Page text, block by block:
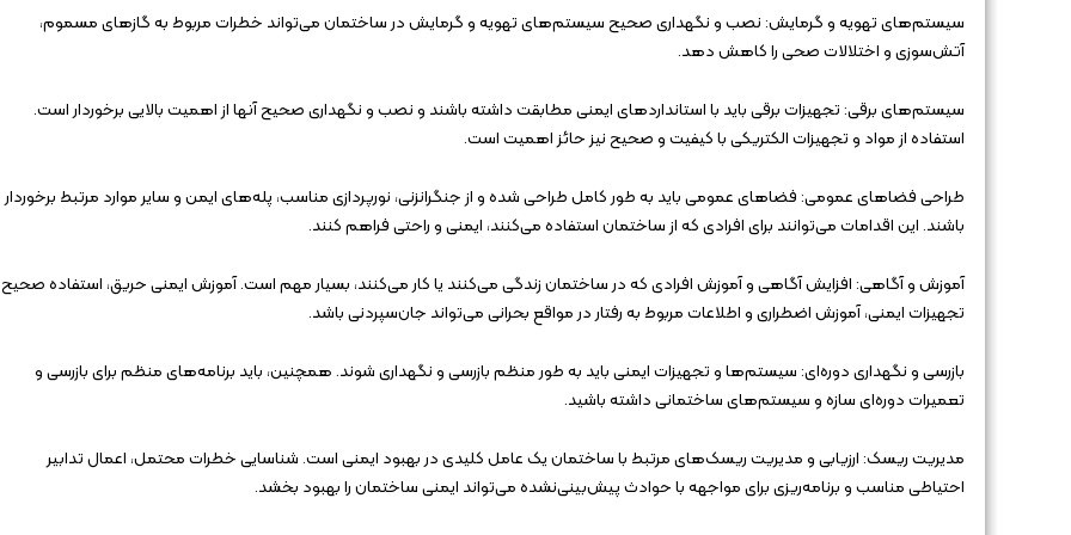
سیستم‌های تهویه و گرمایش: نصب و نگهداری صحیح سیستم‌های تهویه و گرمایش در ساختمان می‌تواند خطرات مربوط به گازهای مسموم،
آتش‌سوزی و اختلالات صحی را کاهش دهد.
سیستم‌های برقی: تجهیزات برقی باید با استانداردهای ایمنی مطابقت داشته باشند و نصب و نگهداری صحیح آنها از اهمیت بالایی برخوردار است.
استفاده از مواد و تجهیزات الکتریکی با کیفیت و صحیح نیز حائز اهمیت است.
طراحی فضاهای عمومی: فضاهای عمومی باید به طور کامل طراحی شده و از جنگرانزنی، نورپردازی مناسب، پله‌های ایمن و سایر موارد مرتبط برخوردار
باشند. این اقدامات می‌توانند برای افرادی که از ساختمان استفاده می‌کنند، ایمنی و راحتی فراهم کنند.
آموزش و آگاهی: افزایش آگاهی و آموزش افرادی که در ساختمان زندگی می‌کنند یا کار می‌کنند، بسیار مهم است. آموزش ایمنی حریق، استفاده صحیح
تجهیزات ایمنی، آموزش اضطراری و اطلاعات مربوط به رفتار در مواقع بحرانی می‌تواند جان‌سپردنی باشد.
بازرسی و نگهداری دوره‌ای: سیستم‌ها و تجهیزات ایمنی باید به طور منظم بازرسی و نگهداری شوند. همچنین، باید برنامه‌های منظم برای بازرسی و
تعمیرات دوره‌ای سازه و سیستم‌های ساختمانی داشته باشید.
مدیریت ریسک: ارزیابی و مدیریت ریسک‌های مرتبط با ساختمان یک عامل کلیدی در بهبود ایمنی است. شناسایی خطرات محتمل، اعمال تدابیر
احتیاطی مناسب و برنامه‌ریزی برای مواجهه با حوادث پیش‌بینی‌نشده می‌تواند ایمنی ساختمان را بهبود بخشد.